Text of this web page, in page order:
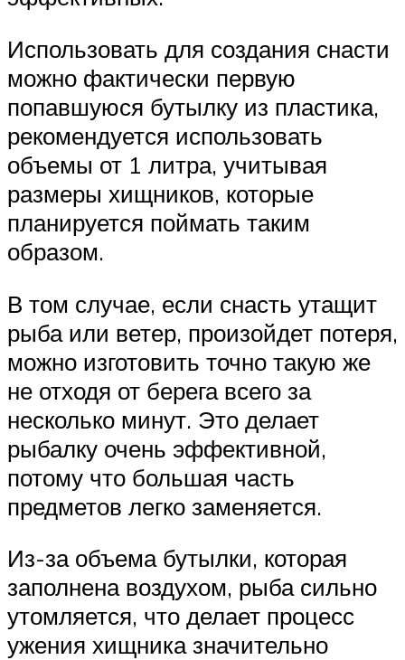
Использовать для создания снасти
можно фактически первую
попавшуюся бутылку из пластика,
рекомендуется использовать
объемы от 1 литра, учитывая
размеры хищников, которые
планируется поймать таким
образом.
В том случае, если снасть утащит
рыба или ветер, произойдет потеря,
можно изготовить точно такую же
не отходя от берега всего за
несколько минут. Это делает
рыбалку очень эффективной,
потому что большая часть
предметов легко заменяется.
Из-за объема бутылки, которая
заполнена воздухом, рыба сильно
утомляется, что делает процесс
ужения хищника значительно